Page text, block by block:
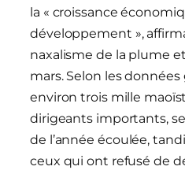
la « croissance
développement »,
naxalisme de la plume et
mars. Selon les
environ trois mille
dirigeants importants,
de l’année écoulée,
ceux qui ont refusé de